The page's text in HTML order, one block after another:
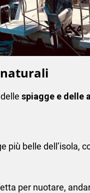
dellespiagge e delle
più belle dell’isola,
per nuotare,